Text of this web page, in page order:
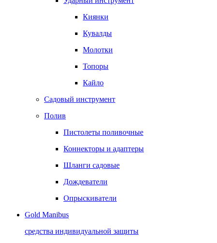
Киянки
Кувалды
Молотки
Топоры
Кайло
Садовый инструмент
Полив
Пистолеты поливочные
Коннекторы и адаптеры
Шланги садовые
Дождеватели
Опрыскиватели
Gold Manibus
средства индивидуальной защиты